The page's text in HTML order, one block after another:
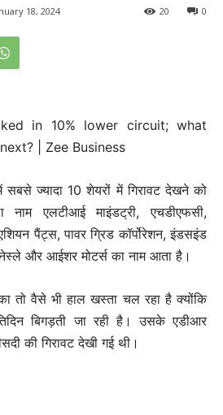
18, 2024 0
20
ज्यादा 10 शेयरों में गिरावट देखने को
एलटीआई माइंडट्री, एचडीएफसी,
पैंट्स, पावर ग्रिड कॉर्पोरेशन, इंडसइंड
और आईशर मोटर्स का नाम आता है।
तो वैसे भी हाल खस्ता चल रहा है क्योंकि
बिगड़ती जा रही है। उसके एडीआर
की गिरावट देखी गई थी।